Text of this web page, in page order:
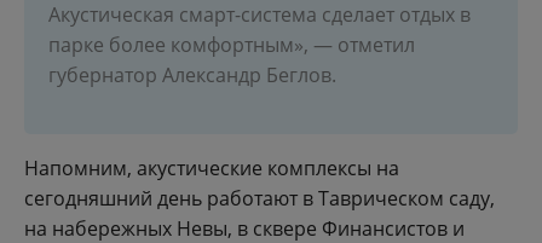
Акустическая смарт-система сделает отдых в
парке более комфортным», — отметил
губернатор Александр Беглов.
Напомним, акустические комплексы на
сегодняшний день работают в Таврическом саду,
на набережных Невы, в сквере Финансистов и